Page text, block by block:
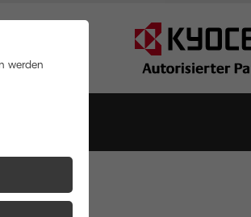
werden